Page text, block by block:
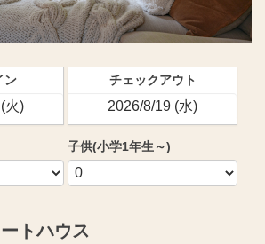
ン チェックアウト
子供(小学1年生～)
トハウス